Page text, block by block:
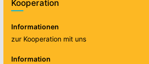
Kooperation
Informationen
zur Kooperation mit uns
Information